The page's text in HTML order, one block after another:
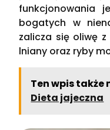
funkcjonowania
bogatych w
zalicza się oliwę
lniany oraz ryby
Ten wpis także
Dieta jajeczna